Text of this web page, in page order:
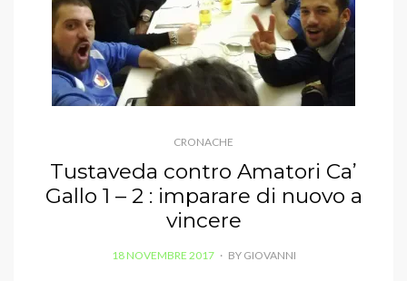
CRONACHE
Tustaveda contro Amatori Ca’
Gallo 1 – 2 : imparare di nuovo a
vincere
POSTED
18 NOVEMBRE 2017 BY GIOVANNI